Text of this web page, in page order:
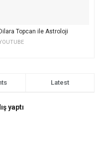
Dilara Topcan ile Astroloji
Latest
yaptı